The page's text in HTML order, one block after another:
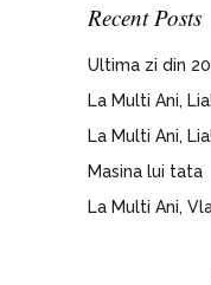
Recent Posts
Ultima zi din
La Multi Ani,
La Multi Ani,
Masina lui tata
La Multi Ani,